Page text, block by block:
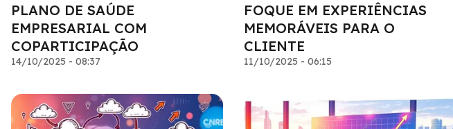
PLANO DE SAÚDE
EMPRESARIAL COM
COPARTICIPAÇÃO
14/10/2025 - 08:37
FOQUE EM EXPERIÊNCIAS
MEMORÁVEIS PARA O
CLIENTE
11/10/2025 - 06:15